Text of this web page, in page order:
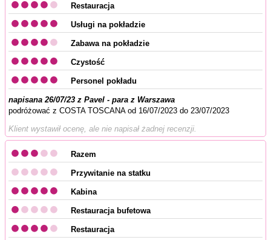
Restauracja
Usługi na pokładzie
Zabawa na pokładzie
Czystość
Personel pokładu
napisana 26/07/23 z Pavel - para z Warszawa
podróżować z COSTA TOSCANA od 16/07/2023 do 23/07/2023
Klient wystawił ocenę, ale nie napisał żadnej recenzji.
Razem
Przywitanie na statku
Kabina
Restauracja bufetowa
Restauracja